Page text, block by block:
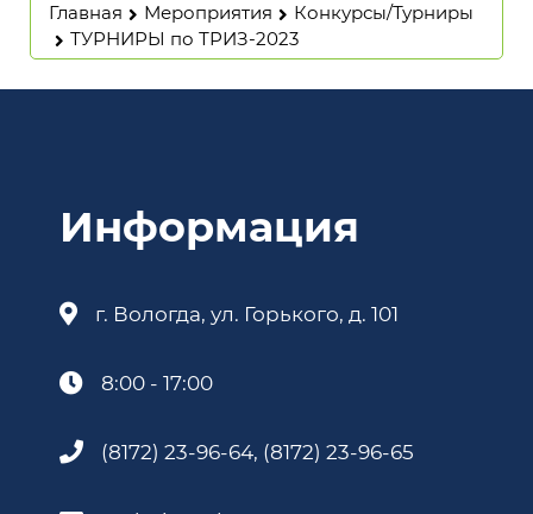
Главная Мероприятия
Конкурсы/Турниры
ТУРНИРЫ по ТРИЗ-2023
Информация
г. Вологда, ул. Горького, д. 101
8:00 - 17:00
(8172) 23-96-64, (8172) 23-96-65